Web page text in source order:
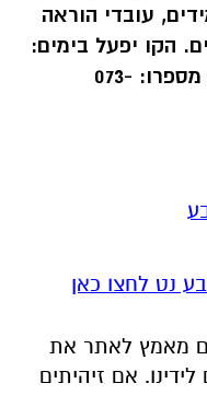
עובדי הוראה
הקו יפעל בימים:
א-ו, בין השעות: 14:00-08:00 מספרו: 073-
נט לחצו כאן
מאמץ לאתר את
אם זיהיתים